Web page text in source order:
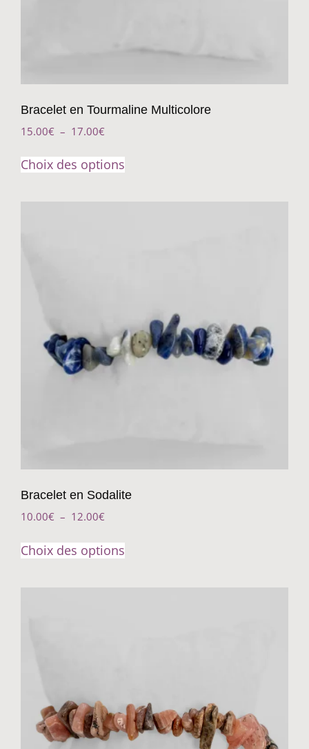
Bracelet en Tourmaline Multicolore
15.00€ – 17.00€
Choix des options
Bracelet en Sodalite
10.00€ – 12.00€
Choix des options